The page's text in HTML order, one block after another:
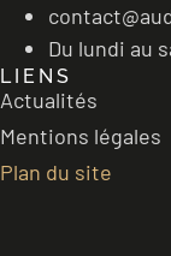
Du lundi au
LIENS
Actualités
Mentions légales
Plan du site